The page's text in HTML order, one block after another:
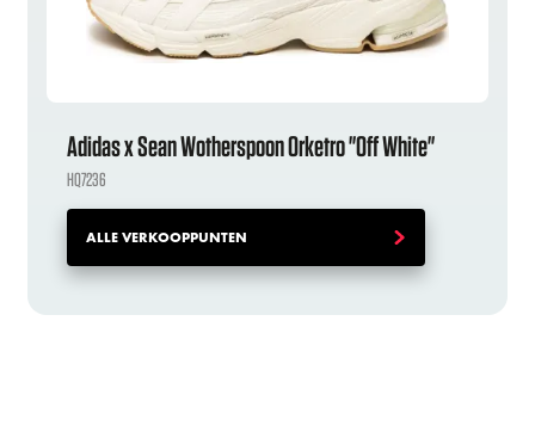
Adidas x Sean Wotherspoon Orketro "Off White"
HQ7236
ALLE VERKOOPPUNTEN